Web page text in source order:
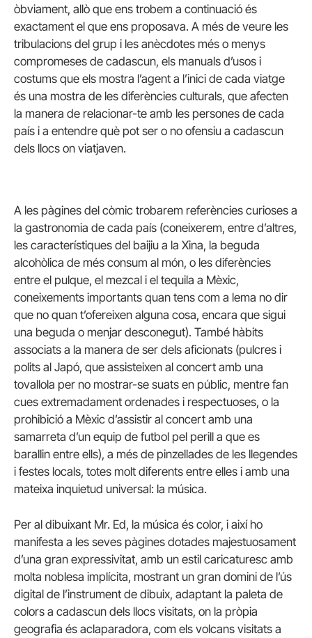
òbviament, allò que ens trobem a continuació és
exactament el que ens proposava. A més de veure les
tribulacions del grup i les anècdotes més o menys
compromeses de cadascun, els manuals d’usos i
costums que els mostra l’agent a l’inici de cada viatge
és una mostra de les diferències culturals, que afecten
la manera de relacionar-te amb les persones de cada
país i a entendre què pot ser o no ofensiu a cadascun
dels llocs on viatjaven.
A les pàgines del còmic trobarem referències curioses a
la gastronomia de cada país (coneixerem, entre d’altres,
les característiques del baijiu a la Xina, la beguda
alcohòlica de més consum al món, o les diferències
entre el pulque, el mezcal i el tequila a Mèxic,
coneixements importants quan tens com a lema no dir
que no quan t’ofereixen alguna cosa, encara que sigui
una beguda o menjar desconegut). També hàbits
associats a la manera de ser dels aficionats (pulcres i
polits al Japó, que assisteixen al concert amb una
tovallola per no mostrar-se suats en públic, mentre fan
cues extremadament ordenades i respectuoses, o la
prohibició a Mèxic d’assistir al concert amb una
samarreta d’un equip de futbol pel perill a que es
barallin entre ells), a més de pinzellades de les llegendes
i festes locals, totes molt diferents entre elles i amb una
mateixa inquietud universal: la música.
Per al dibuixant Mr. Ed, la música és color, i així ho
manifesta a les seves pàgines dotades majestuosament
d’una gran expressivitat, amb un estil caricaturesc amb
molta noblesa implícita, mostrant un gran domini de l’ús
digital de l’instrument de dibuix, adaptant la paleta de
colors a cadascun dels llocs visitats, on la pròpia
geografia és aclaparadora, com els volcans visitats a